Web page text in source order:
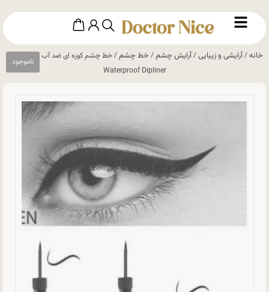
خانه/آرایشی و زیبایی/آرایش چشم/ خط چشم
/ خط چشم کوزه ای ضد آب کاتن Katen
Waterproof Dipliner